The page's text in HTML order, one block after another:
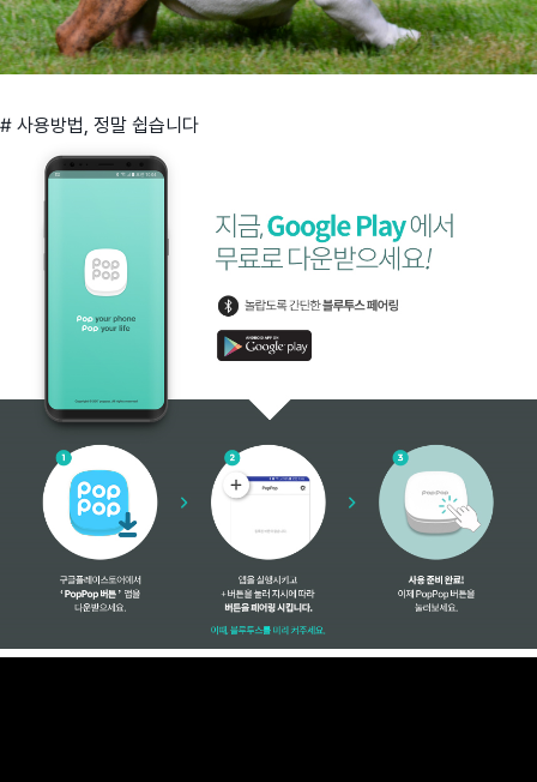
# 사용방법, 정말 쉽습니다